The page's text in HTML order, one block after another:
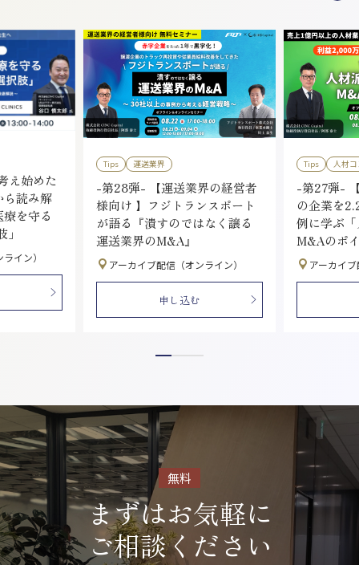
え始めた
ら読み解
を守る
イン）
Tips 運送業界
-第28弾- 【運送業界の経営者
様向け 】フジトランスポート
が語る『潰すのではなく譲る
運送業界のM&A』
アーカイブ配信（オンライン）
申し込む
Tips 人材
-第27弾-
の企業を
例に学ぶ
M&Aのポ
アーカイ
無料
まずはお気軽に
ご相談ください